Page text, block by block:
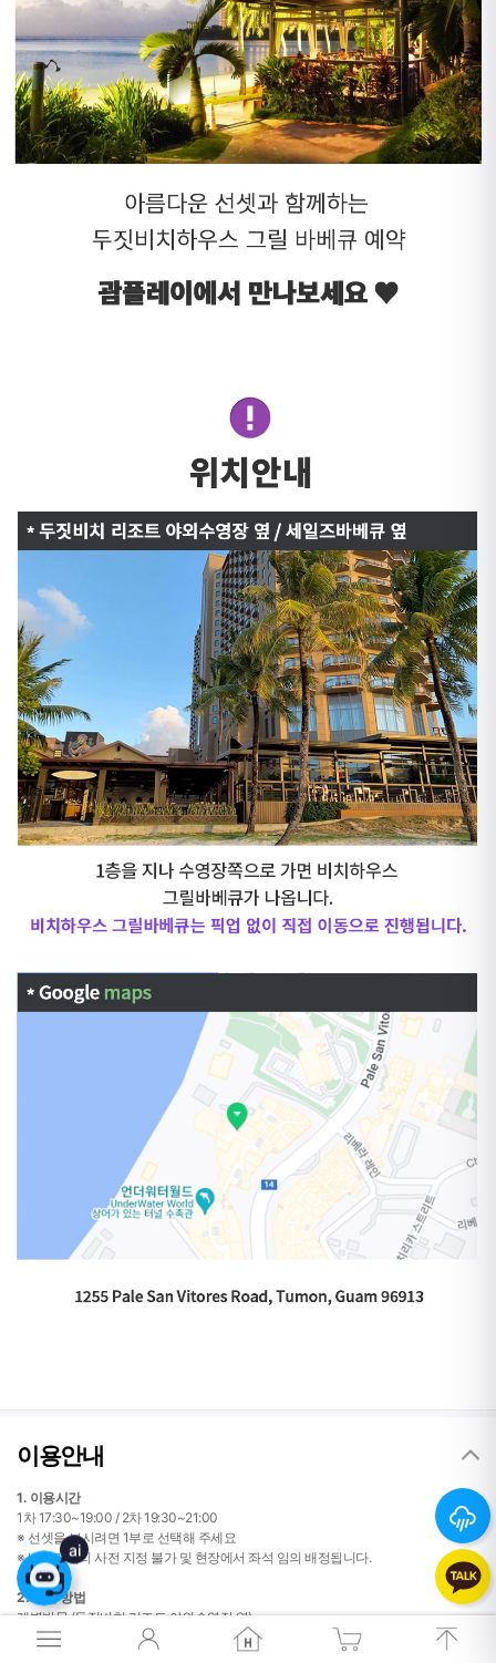
이용안내
1. 이용시간
1차 17:30~19:00 / 2차 19:30~21:00
※ 선셋을 보시려면 1부로 선택해 주세요
※ 바닷가자리 사전 지정 불가 및 현장에서 좌석 임의 배정됩니다.
2. 가는 방법
개별방문 (두짓비치 리조트 야외수영장 옆)
26°
26°
ai